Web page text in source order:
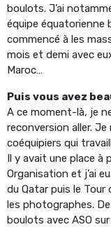
boulots. J’ai
équipe équatorienne
commencé à les
mois et demi avec
Maroc…
Puis vous avez
A ce moment-là, je
reconversion aller. Je
coéquipiers qui
Il y avait une place à
Organisation et j’ai
du Qatar puis le Tour
les photographes.
boulots avec ASO